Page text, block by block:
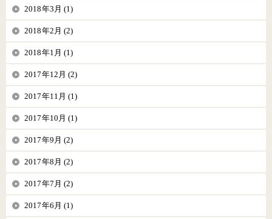
2018年3月 (1)
2018年2月 (2)
2018年1月 (1)
2017年12月 (2)
2017年11月 (1)
2017年10月 (1)
2017年9月 (2)
2017年8月 (2)
2017年7月 (2)
2017年6月 (1)